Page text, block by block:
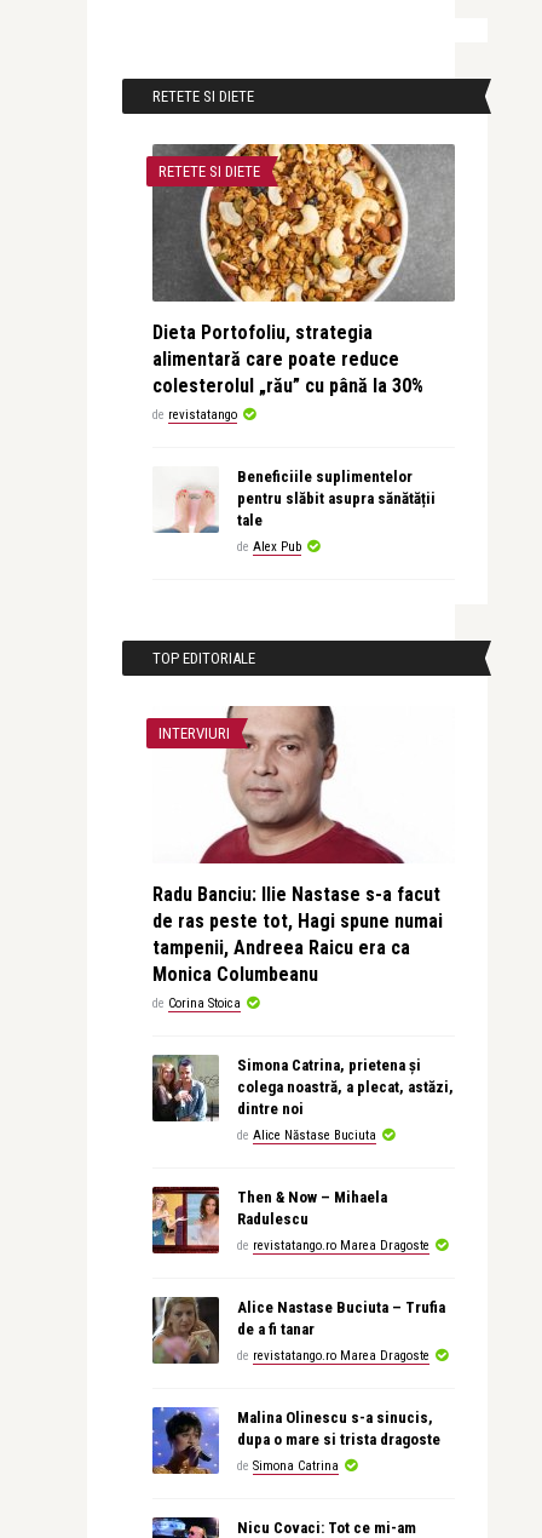
RETETE SI DIETE
RETETE SI DIETE
Dieta Portofoliu, strategia
alimentară care poate reduce
colesterolul „rău” cu până la 30%
de revistatango
Beneficiile suplimentelor
pentru slăbit asupra sănătății
tale
de Alex Pub
TOP EDITORIALE
INTERVIURI
Radu Banciu: Ilie Nastase s-a facut
de ras peste tot, Hagi spune numai
tampenii, Andreea Raicu era ca
Monica Columbeanu
de Corina Stoica
Simona Catrina, prietena și
colega noastră, a plecat, astăzi,
dintre noi
de Alice Năstase Buciuta
Then & Now – Mihaela
Radulescu
de revistatango.ro Marea Dragoste
Alice Nastase Buciuta – Trufia
de a fi tanar
de revistatango.ro Marea Dragoste
Malina Olinescu s-a sinucis,
dupa o mare si trista dragoste
de Simona Catrina
Nicu Covaci: Tot ce mi-am